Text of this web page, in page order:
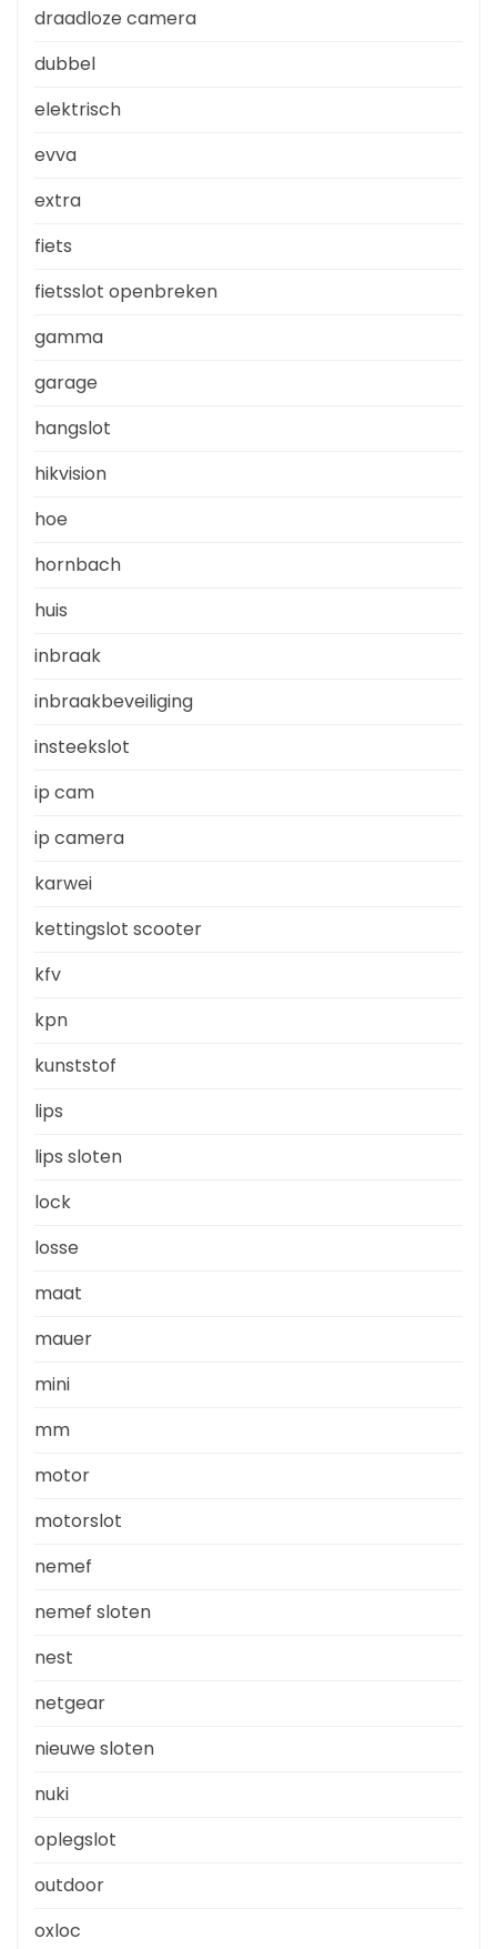
draadloze camera
dubbel
elektrisch
evva
extra
fiets
fietsslot openbreken
gamma
garage
hangslot
hikvision
hoe
hornbach
huis
inbraak
inbraakbeveiliging
insteekslot
ip cam
ip camera
karwei
kettingslot scooter
kfv
kpn
kunststof
lips
lips sloten
lock
losse
maat
mauer
mini
mm
motor
motorslot
nemef
nemef sloten
nest
netgear
nieuwe sloten
nuki
oplegslot
outdoor
oxloc